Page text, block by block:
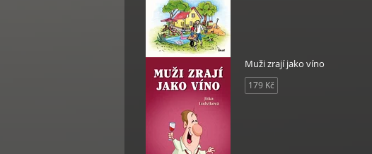
Muži zrají jako víno
179 Kč